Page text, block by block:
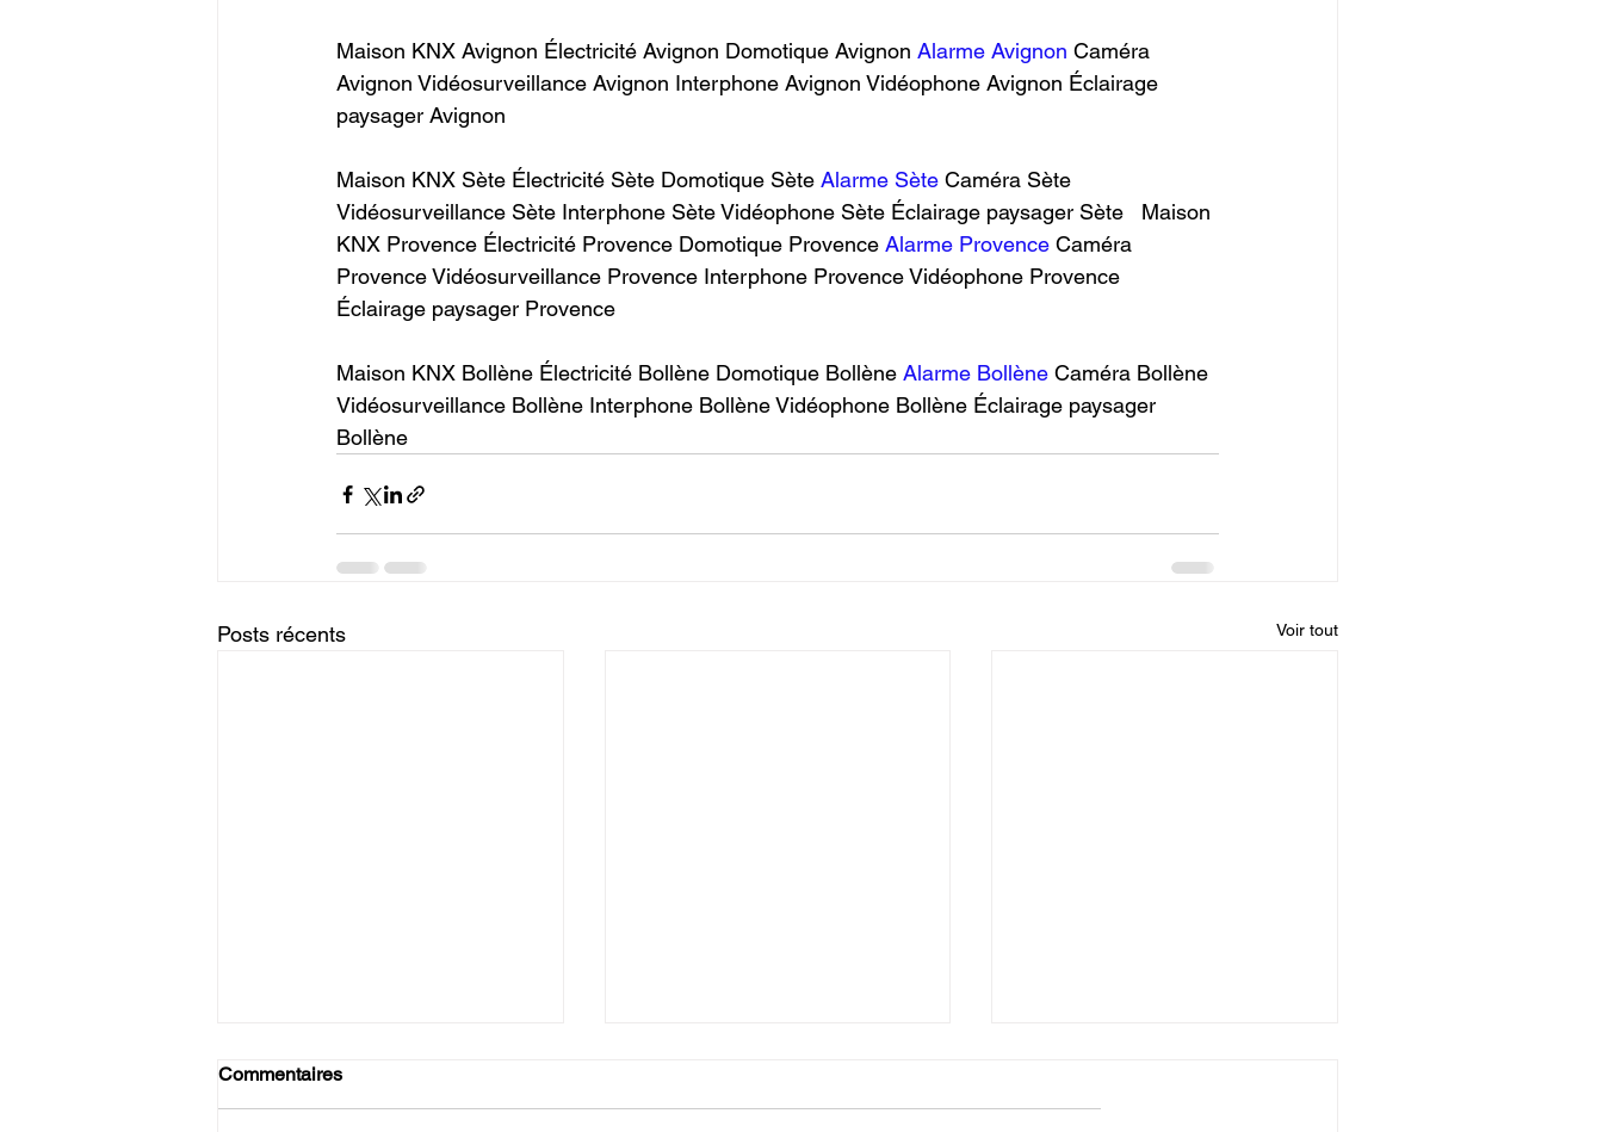
Maison KNX Avignon Électricité Avignon Domotique Avignon Alarme Avignon Caméra
Avignon Vidéosurveillance Avignon Interphone Avignon Vidéophone Avignon Éclairage
paysager Avignon ​
Maison KNX Sète Électricité Sète Domotique Sète Alarme Sète Caméra Sète
Vidéosurveillance Sète Interphone Sète Vidéophone Sète Éclairage paysager Sète ​  Maison
KNX Provence Électricité Provence Domotique Provence Alarme Provence Caméra
Provence Vidéosurveillance Provence Interphone Provence Vidéophone Provence
Éclairage paysager Provence ​
Maison KNX Bollène Électricité Bollène Domotique Bollène Alarme Bollène Caméra Bollène
Vidéosurveillance Bollène Interphone Bollène Vidéophone Bollène Éclairage paysager
Bollène
Posts récents Voir tout
Commentaires